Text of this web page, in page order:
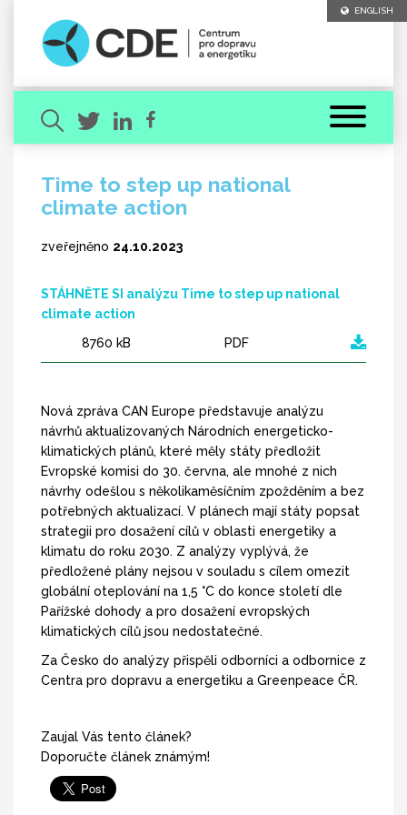
ENGLISH
Time to step up national
climate action
zveřejněno 24.10.2023
STÁHNĚTE SI analýzu Time to step up national
climate action
8760 kB
PDF
Nová zpráva CAN Europe představuje analýzu
návrhů aktualizovaných Národních energeticko-
klimatických plánů, které měly státy předložit
Evropské komisi do 30. června, ale mnohé z nich
návrhy odešlou s několikaměsíčním zpožděním a bez
potřebných aktualizací. V plánech mají státy popsat
strategii pro dosažení cílů v oblasti energetiky a
klimatu do roku 2030. Z analýzy vyplývá, že
předložené plány nejsou v souladu s cílem omezit
globální oteplování na 1,5 °C do konce století dle
Pařížské dohody a pro dosažení evropských
klimatických cílů jsou nedostatečné.
Za Česko do analýzy přispěli odborníci a odbornice z
Centra pro dopravu a energetiku a Greenpeace ČR.
Zaujal Vás tento článek?
Doporučte článek známým!
Hledaný výraz